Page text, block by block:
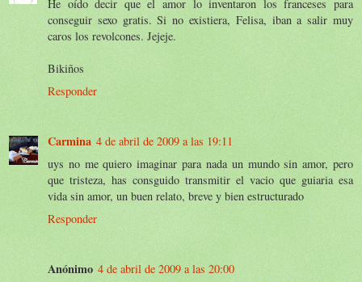
He oído decir que el amor lo inventaron los franceses para
conseguir sexo gratis. Si no existiera, Felisa, iban a salir muy
caros los revolcones. Jejeje.
Bikiños
Responder
Carmina 4 de abril de 2009 a las 19:11
uys no me quiero imaginar para nada un mundo sin amor, pero
que tristeza, has consguido transmitir el vacio que guiaria esa
vida sin amor, un buen relato, breve y bien estructurado
Responder
Anónimo 4 de abril de 2009 a las 20:00